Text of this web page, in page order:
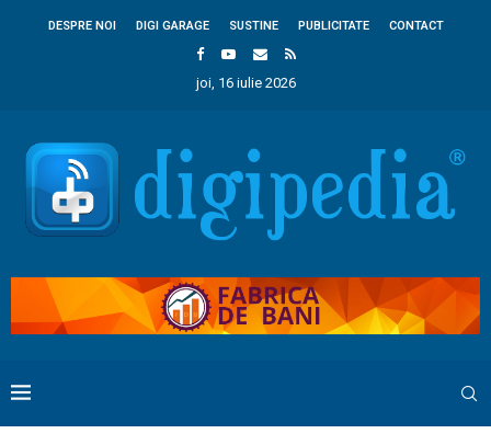
DESPRE NOI DIGI GARAGE SUSTINE PUBLICITATE CONTACT
joi, 16 iulie 2026